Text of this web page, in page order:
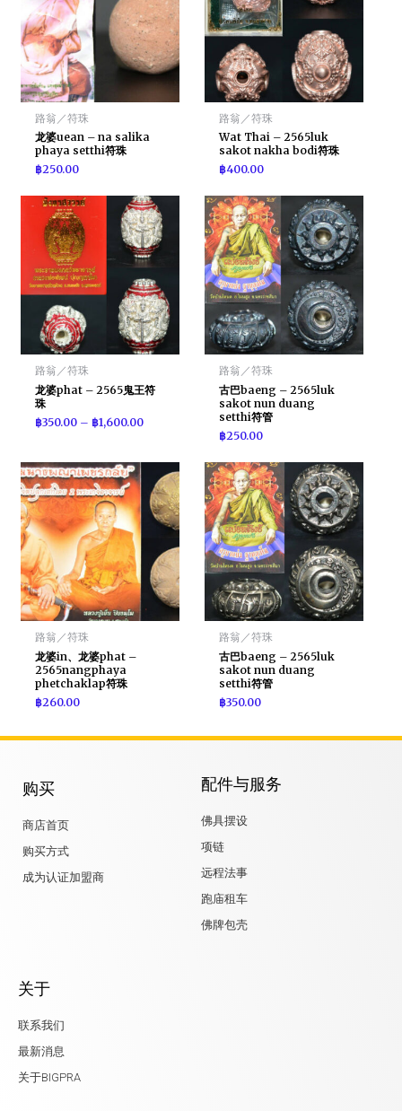
路翁／符珠
龙婆uean – na salika
phaya setthi符珠
฿250.00
路翁／符珠
Wat Thai – 2565luk
sakot nakha bodi符珠
฿400.00
路翁／符珠
龙婆phat – 2565鬼王符
珠
฿350.00 – ฿1,600.00
路翁／符珠
古巴baeng – 2565luk
sakot nun duang
setthi符管
฿250.00
路翁／符珠
龙婆in、龙婆phat –
2565nangphaya
phetchaklap符珠
฿260.00
路翁／符珠
古巴baeng – 2565luk
sakot nun duang
setthi符管
฿350.00
购买
商店首页
购买方式
成为认证加盟商
配件与服务
佛具摆设
项链
远程法事
跑庙租车
佛牌包壳
关于
联系我们
最新消息
关于BIGPRA